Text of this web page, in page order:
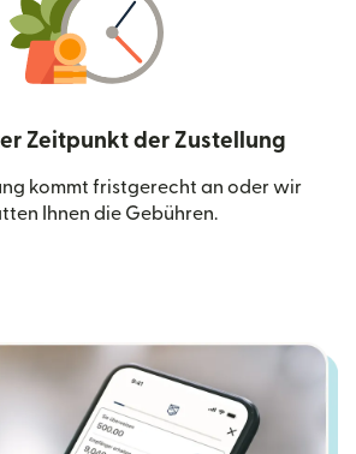
Zeitpunkt der Zustellung
kommt fristgerecht an oder wir
Ihnen die Gebühren.